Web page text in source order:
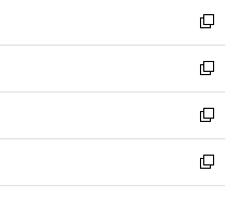
く
で
開
く
ド
ウ
で
開
く
ィ
ン
ド
ウ
で
開
く
い
ウ
ィ
ン
ド
ウ
で
開
新
し
い
ウ
ィ
ン
ド
ウ
新
し
い
ウ
ィ
ン
新
し
い
ウ
新
し